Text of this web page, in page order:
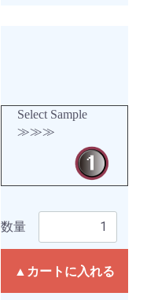
Select Sample
≫≫≫
数量
▲カートに入れる